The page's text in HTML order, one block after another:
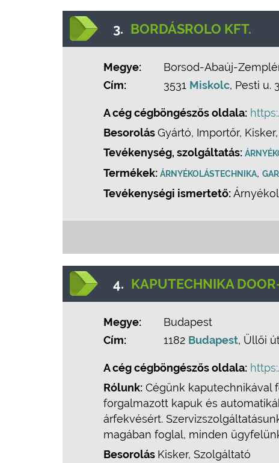
3. BORDÁSROLO KFT.
Megye:
Borsod-Abaúj-
Cím:
3531 Miskolc, Pesti u.
A cég cégböngészős oldala:
BesorolásGyártó, Importőr,
Tevékenység, szolgáltatás:
Termékek: ÁRNYÉKOLÁSTECHNIKA,
Tevékenységi ismertető:
4. KAPUTECHNIKA
Megye:
Budapest
Cím:
1182 Budapest, Üllői
A cég cégböngészős oldala:
Rólunk: Cégünk kaputechnikával
forgalmazott kapuk és
árfekvésért.
magában foglal, minden
Besorolás Kisker, Szolgáltató